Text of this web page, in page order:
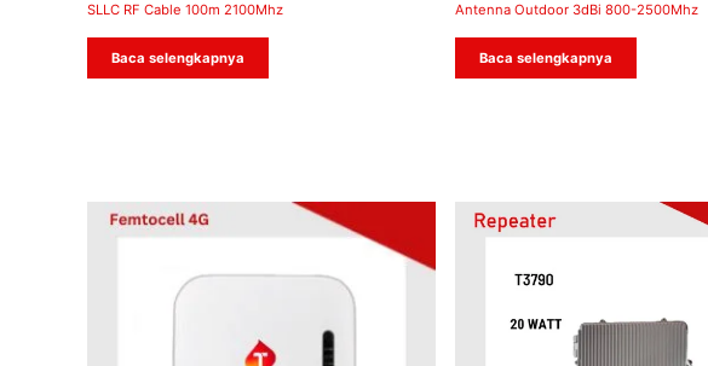
SLLC RF Cable 100m 2100Mhz
Baca selengkapnya
Antenna Outdoor 3dBi 800-2500Mhz
Baca selengkapnya